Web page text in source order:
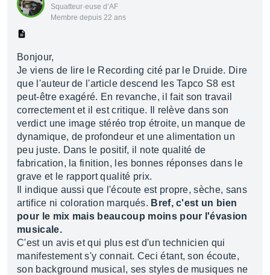
Squatteur·euse d’AF
Membre depuis 22 ans
Bonjour,
Je viens de lire le Recording cité par le Druide. Dire
que l'auteur de l'article descend les Tapco S8 est
peut-être exagéré. En revanche, il fait son travail
correctement et il est critique. Il relève dans son
verdict une image stéréo trop étroite, un manque de
dynamique, de profondeur et une alimentation un
peu juste. Dans le positif, il note qualité de
fabrication, la finition, les bonnes réponses dans le
grave et le rapport qualité prix.
Il indique aussi que l'écoute est propre, sèche, sans
artifice ni coloration marqués. Bref, c'est un bien
pour le mix mais beaucoup moins pour l'évasion
musicale.
C'est un avis et qui plus est d'un technicien qui
manifestement s'y connait. Ceci étant, son écoute,
son background musical, ses styles de musiques ne